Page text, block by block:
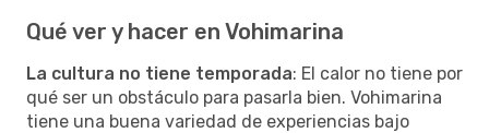
Qué ver y hacer en Vohimarina
La cultura no tiene temporada: El calor no tiene por
qué ser un obstáculo para pasarla bien. Vohimarina
tiene una buena variedad de experiencias bajo